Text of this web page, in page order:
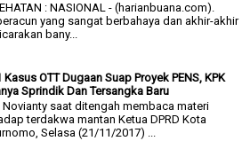
: NASIONAL - (harianbuana.com).
yang sangat berbahaya dan akhir-akhir
bany...
OTT Dugaan Suap Proyek PENS, KPK
Sprindik Dan Tersangka Baru
Novianty saat ditengah membaca materi
terdakwa mantan Ketua DPRD Kota
Selasa (21/11/2017) ...